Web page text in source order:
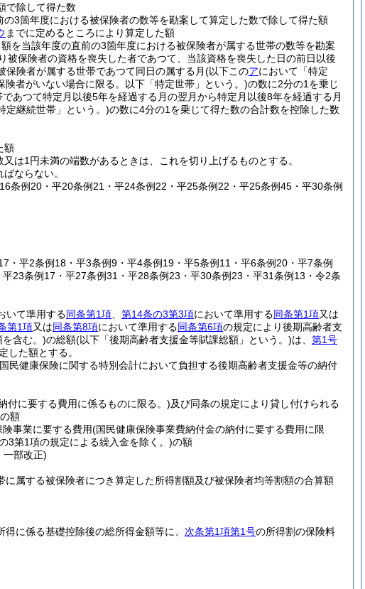
で除して得た数
3箇年度における被保険者の数等を勘案して算定した数で除して得た額
までに定めるところにより算定した額
当該年度の直前の3箇年度における被保険者が属する世帯の数等を勘案
被保険者の資格を喪失した者であつて、当該資格を喪失した日の前日以後
保険者が属する世帯であつて同日の属する月(以下このアにおいて「特定
険者がいない場合に限る。以下「特定世帯」という。)の数に2分の1を乗じ
あつて特定月以後5年を経過する月の翌月から特定月以後8年を経過する月
定継続世帯」という。)の数に4分の1を乗じて得た数の合計数を控除した数
額
は1円未満の端数があるときは、これを切り上げるものとする。
ならない。
例20・平20条例21・平24条例22・平25条例22・平25条例45・平30条例
平2条例18・平3条例9・平4条例19・平5条例11・平6条例20・平7条例
23条例17・平27条例31・平28条例23・平30条例23・平31条例13・令2条
いて準用する同条第1項 第14条の3第3項において準用する同条第1項又は
第1項又は同条第8項において準用する同条第6項の規定により後期高齢者支
含む。)の総額(以下「後期高齢者支援金等賦課総額」という。)は、 第1号
した額とする。
民健康保険に関する特別会計において負担する後期高齢者支援金等の納付
付に要する費用に係るものに限る。)及び同条の規定により貸し付けられる
の額
事業に要する費用(国民健康保険事業費納付金の納付に要する費用に限
3第1項の規定による繰入金を除く。)の額
一部改正)
属する被保険者につき算定した所得割額及び被保険者均等割額の合算額
に係る基礎控除後の総所得金額等に、 次条第1項第1号の所得割の保険料